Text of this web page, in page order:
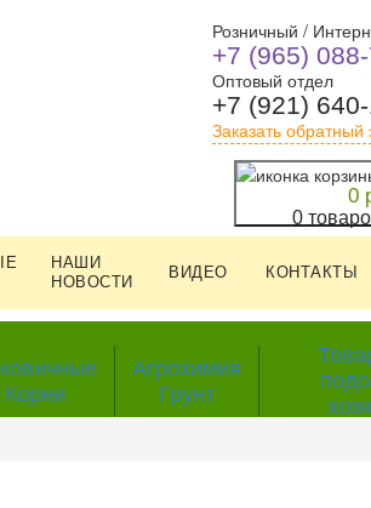
Розничный /
+7 (965)
Оптовый отдел
+7 (921)
Заказать обратный
0
0
НАШИ
НОВОСТИ
ВИДЕО КОНТАКТЫ
Корни
Агрохимия
Грунт